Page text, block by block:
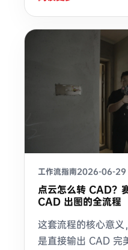
工作流指南2026-06-29
点云怎么转 CAD？
CAD 出图的全流程
这套流程的核心意
是直接输出 CAD 完